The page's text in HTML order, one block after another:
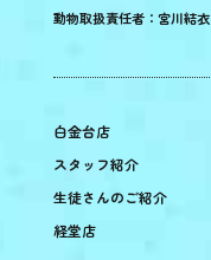
動物取扱責任者：宮川結衣
白金台店
スタッフ紹介
生徒さんのご紹介
経堂店